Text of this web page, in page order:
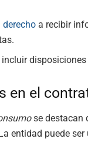
derecho a recibir
en el
se destacan
entidad puede ser